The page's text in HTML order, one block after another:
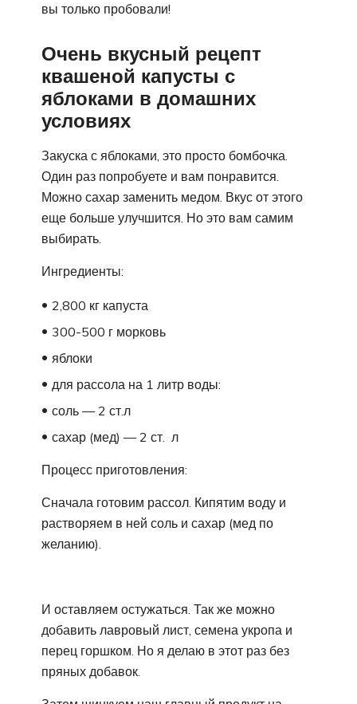
вы только пробовали!
Очень вкусный рецепт
квашеной капусты с
яблоками в домашних
условиях
Закуска с яблоками, это просто бомбочка.
Один раз попробуете и вам понравится.
Можно сахар заменить медом. Вкус от этого
еще больше улучшится. Но это вам самим
выбирать.
Ингредиенты:
2,800 кг капуста
300-500 г морковь
яблоки
для рассола на 1 литр воды:
соль — 2 ст.л
сахар (мед) — 2 ст. л
Процесс приготовления:
Сначала готовим рассол. Кипятим воду и
растворяем в ней соль и сахар (мед по
желанию).
И оставляем остужаться. Так же можно
добавить лавровый лист, семена укропа и
перец горшком. Но я делаю в этот раз без
пряных добавок.